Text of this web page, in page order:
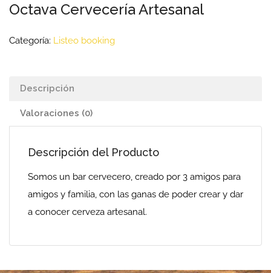
Octava Cervecería Artesanal
Categoría: Listeo booking
Descripción
Valoraciones (0)
Descripción del Producto
Somos un bar cervecero, creado por 3 amigos para
amigos y familia, con las ganas de poder crear y dar
a conocer cerveza artesanal.